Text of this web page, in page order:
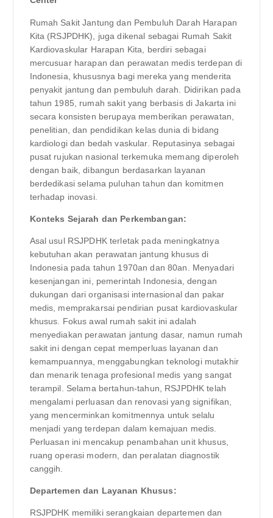
Rumah Sakit Jantung dan Pembuluh Darah Harapan
Kita (RSJPDHK), juga dikenal sebagai Rumah Sakit
Kardiovaskular Harapan Kita, berdiri sebagai
mercusuar harapan dan perawatan medis terdepan di
Indonesia, khususnya bagi mereka yang menderita
penyakit jantung dan pembuluh darah. Didirikan pada
tahun 1985, rumah sakit yang berbasis di Jakarta ini
secara konsisten berupaya memberikan perawatan,
penelitian, dan pendidikan kelas dunia di bidang
kardiologi dan bedah vaskular. Reputasinya sebagai
pusat rujukan nasional terkemuka memang diperoleh
dengan baik, dibangun berdasarkan layanan
berdedikasi selama puluhan tahun dan komitmen
terhadap inovasi.
Konteks Sejarah dan Perkembangan:
Asal usul RSJPDHK terletak pada meningkatnya
kebutuhan akan perawatan jantung khusus di
Indonesia pada tahun 1970an dan 80an. Menyadari
kesenjangan ini, pemerintah Indonesia, dengan
dukungan dari organisasi internasional dan pakar
medis, memprakarsai pendirian pusat kardiovaskular
khusus. Fokus awal rumah sakit ini adalah
menyediakan perawatan jantung dasar, namun rumah
sakit ini dengan cepat memperluas layanan dan
kemampuannya, menggabungkan teknologi mutakhir
dan menarik tenaga profesional medis yang sangat
terampil. Selama bertahun-tahun, RSJPDHK telah
mengalami perluasan dan renovasi yang signifikan,
yang mencerminkan komitmennya untuk selalu
menjadi yang terdepan dalam kemajuan medis.
Perluasan ini mencakup penambahan unit khusus,
ruang operasi modern, dan peralatan diagnostik
canggih.
Departemen dan Layanan Khusus:
RSJPDHK memiliki serangkaian departemen dan